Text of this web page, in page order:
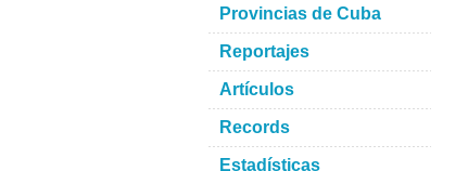
Provincias de Cuba
Reportajes
Artículos
Records
Estadísticas